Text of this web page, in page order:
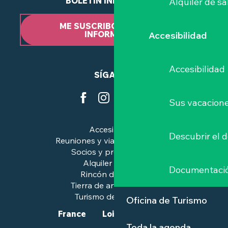
Accesibilidad
Accesibilidad
Sus
Descubrir el
Oficina de Turismo
ME SUSCRIBO AL BOLETÍN
INFORMATIVO
SÍGANOS
Accesibilidad
Reuniones y viajes de negocios
Socios y profesionales
Alquiler de salas
Rincón de prensa
Tierra de arte e historia
Turismo de calidad™.
France
Loire-Atlantique